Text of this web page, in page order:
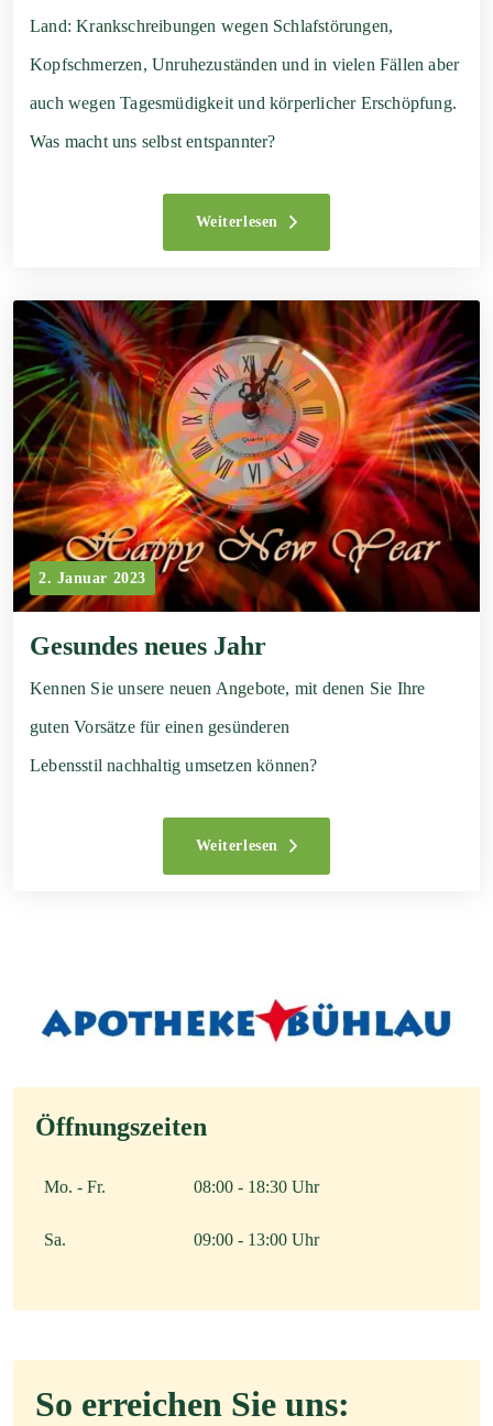
Land: Krankschreibungen wegen Schlafstörungen,
Kopfschmerzen, Unruhezuständen und in vielen Fällen aber
auch wegen Tagesmüdigkeit und körperlicher Erschöpfung.
Was macht uns selbst entspannter?
Weiterlesen
2. Januar 2023
Gesundes neues Jahr
Kennen Sie unsere neuen Angebote, mit denen Sie Ihre
guten Vorsätze für einen gesünderen
Lebensstil nachhaltig umsetzen können?
Weiterlesen
Öffnungszeiten
Mo. - Fr. 08:00 - 18:30 Uhr
Sa. 09:00 - 13:00 Uhr
So erreichen Sie uns: